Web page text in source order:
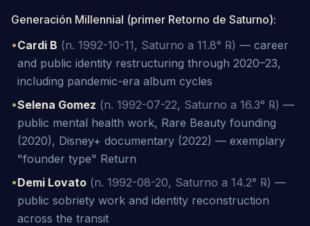
Generación Millennial (primer Retorno de Saturno):
•Cardi B (n. 1992-10-11, Saturno a 11.8° ℞) — career
and public identity restructuring through 2020–23,
including pandemic-era album cycles
•Selena Gomez (n. 1992-07-22, Saturno a 16.3° ℞) —
public mental health work, Rare Beauty founding
(2020), Disney+ documentary (2022) — exemplary
"founder type" Return
•Demi Lovato (n. 1992-08-20, Saturno a 14.2° ℞) —
public sobriety work and identity reconstruction
across the transit